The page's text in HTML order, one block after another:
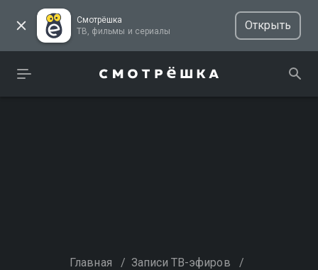
Смотрёшка
ТВ, фильмы и сериалы
Открыть
Главная / Записи ТВ-эфиров /